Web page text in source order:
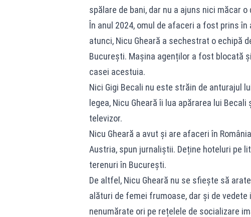
spălare de bani, dar nu a ajuns nici măcar
În anul 2024, omul de afaceri a fost prins
atunci, Nicu Gheară a sechestrat o echipă
București. Mașina agenților a fost blocată
casei acestuia.
Nici Gigi Becali nu este străin de anturajul
legea, Nicu Gheară îi lua apărarea lui
televizor.
Nicu Gheară a avut și are afaceri în
Austria, spun jurnaliștii. Deține hoteluri pe
terenuri în București.
De altfel, Nicu Gheară nu se sfiește să
alături de femei frumoase, dar și de
nenumărate ori pe rețelele de socializare